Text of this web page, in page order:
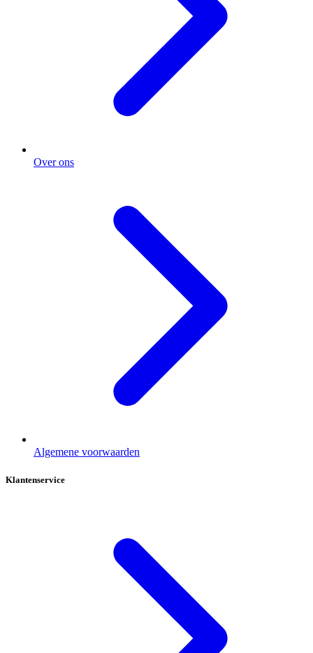
Over ons
Algemene voorwaarden
Klantenservice